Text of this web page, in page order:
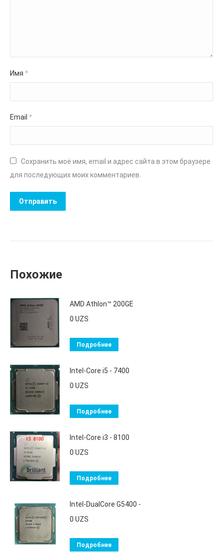
Имя *
Email *
Сохранить моё имя, email и адрес сайта в этом браузере
для последующих моих комментариев.
Похожие
AMD Athlon™ 200GE
0 UZS
Подробнее
Intel-Core i5 - 7400
0 UZS
Подробнее
Intel-Core i3 - 8100
0 UZS
Подробнее
Intel-DualCore G5400 -
0 UZS
Подробнее